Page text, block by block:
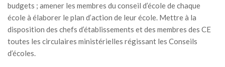
budgets ; amener les membres du conseil d’école de chaque
école à élaborer le plan d’action de leur école. Mettre à la
disposition des chefs d’établissements et des membres des CE
toutes les circulaires ministérielles régissant les Conseils
d’écoles.